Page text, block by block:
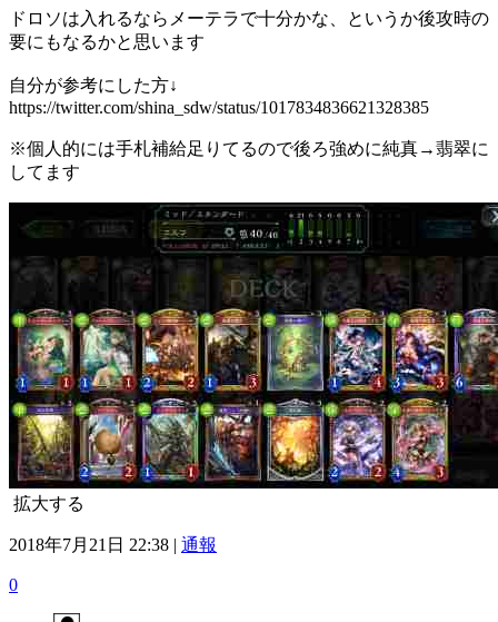
ドロソは入れるならメーテラで十分かな、というか後攻時の
要にもなるかと思います
自分が参考にした方↓
https://twitter.com/shina_sdw/status/1017834836621328385
※個人的には手札補給足りてるので後ろ強めに純真→翡翠に
してます
拡大する
2018年7月21日 22:38 | 通報
0